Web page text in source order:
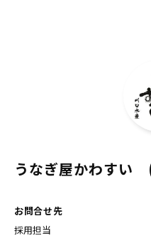
うなぎ屋かわすい
お問合せ先
採用担当